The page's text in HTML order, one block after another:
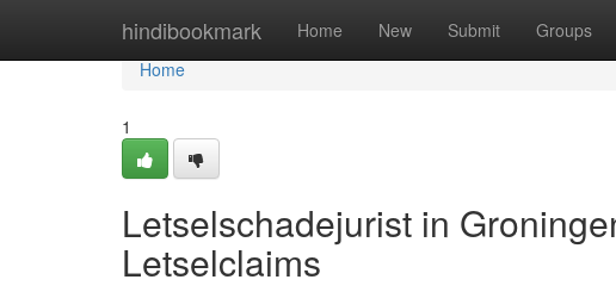
hindibookmark Home New Submit Groups
Home
Home
1
Letselschadejurist in
Letselclaims